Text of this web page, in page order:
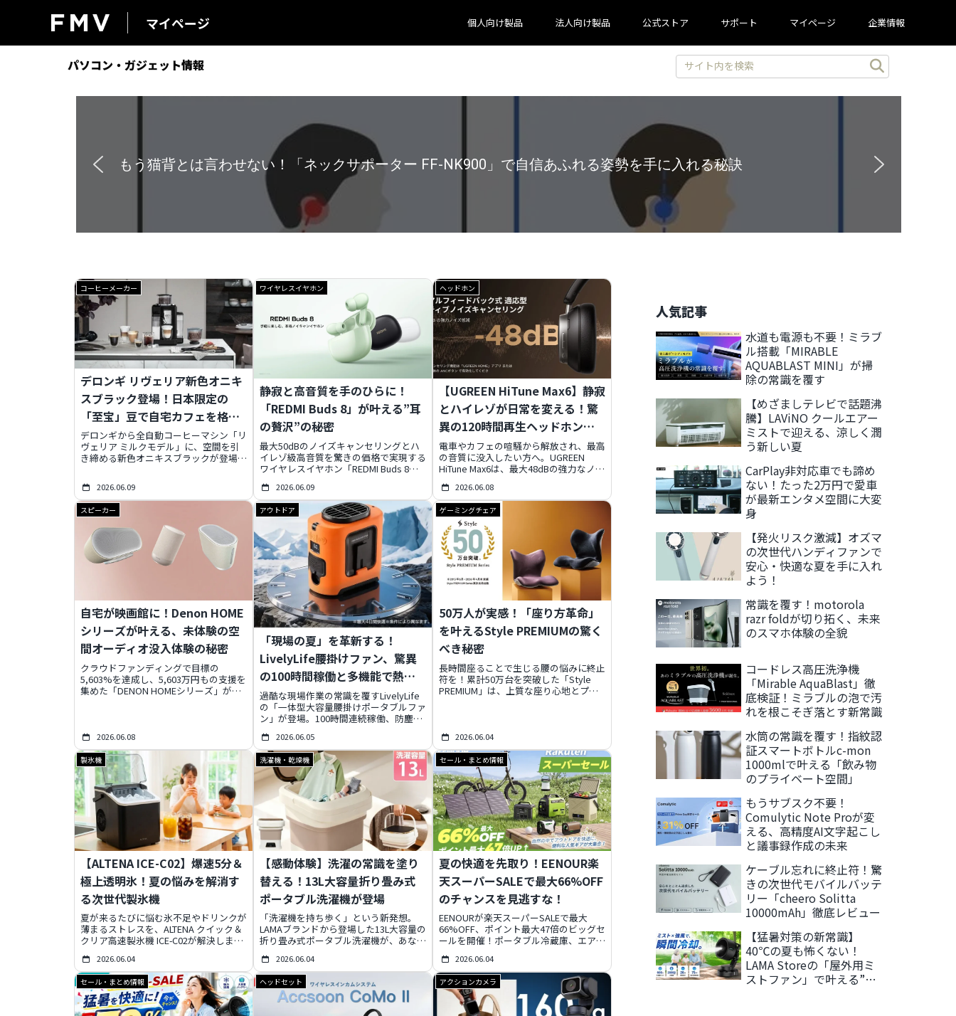
FMV マイページ
マイページ 個人向け製品 法人向け製品 公式ストア サポート マイページ 企業情報
パソコン・ガジェット情報
【速報】アラジン公式オンラインショップが劇的リニューアル！快適すぎる体験と豪華特典を見逃すな！
コーヒーメーカー
デロンギ リヴェリア新色オニキ
スブラック登場！日本限定の
「至宝」豆で自宅カフェを格上
げ
デロンギから全自動コーヒーマシン「リ
ヴェリア ミルクモデル」に、空間を引
き締める新色オニキスブラックが登場。
イッチ システム」や、16種類の本格カ
フェメニューがワンタッチで楽しめるの
が魅力です。さらに、日本限定スペシャ
ルティコーヒー豆「ブラジル グアリロ
バ ジョイア」との特別セットも発表さ
れ、自宅で最高のコーヒー体験を提供。
先行予約でお得なチャンスも。
2026.06.09
ワイヤレスイヤホン
静寂と高音質を手のひらに！
「REDMI Buds 8」が叶える”耳
の贅沢”の秘密
最大50dBのノイズキャンセリングとハ
イレゾ級高音質を驚きの価格で実現する
ワイヤレスイヤホン「REDMI Buds 8」
仕事、エンタメ、あらゆるシーンで日常
を格上げするその魅力と、圧倒的なコス
トパフォーマンスを徹底解説します。
2026.06.09
ヘッドホン
【UGREEN HiTune Max6】静寂
とハイレゾが日常を変える！驚
異の120時間再生ヘッドホン徹
底レビュー
電車やカフェの喧騒から解放され、最高
の音質に没入したい方へ。UGREEN
HiTune Max6は、最大48dBの強力なノイ
で、どこでもあなただけのプライベート
空間を創り出します。驚異の120時間再
生バッテリー、AI通話、空間オーディオ
など多機能満載。今だけの特別価格で、
日常を「音」でアップグレードしません
か？
2026.06.08
スピーカー
自宅が映画館に！Denon HOME
シリーズが叶える、未体験の空
間オーディオ没入体験の秘密
クラウドファンディングで目標の
5,603%を達成し、5,603万円もの支援を
集めた「DENON HOMEシリーズ」が、
れるような圧倒的な没入体験を自宅で実
現。ワイヤレスで設置も簡単、3モデル
展開で、老舗デノンが贈る新時代のオー
ディオシステムに注目が集まっていま
す。
2026.06.08
アウトドア
「現場の夏」を革新する！
LivelyLife腰掛けファン、驚異
の100時間稼働と多機能で熱中
症対策の常識を覆す
過酷な現場作業の常識を覆すLivelyLife
の「一体型大容量腰掛けポータブルファ
ン」が登場。100時間連続稼働、防塵防
のニーズから生まれた多機能設計で、猛
暑下の作業効率と安全性を劇的に向上さ
せます。
2026.06.05
ゲーミングチェア
50万人が実感！「座り方革命」
を叶えるStyle PREMIUMの驚く
べき秘密
長時間座ることで生じる腰の悩みに終止
符を！累計50万台を突破した「Style
PREMIUM」は、上質な座り心地とプロ
想的なS字姿勢を保つための具体的なメ
カニズムを深掘りします。あなたの座り
方を根本から変え、快適な毎日を手に入
れるためのヒントがここにあります。
2026.06.04
製氷機
【ALTENA ICE-C02】爆速5分＆
極上透明氷！夏の悩みを解消す
る次世代製氷機
夏が来るたびに悩む氷不足やドリンクが
薄まるストレスを、ALTENA クイック＆
クリア高速製氷機 ICE-C02が解決しま
す。最短約5分の爆速製氷と、プロ級の
透明氷を両立したこの一台は、3つのモ
ードと選べる4色のデザインで、あなた
の夏のQOLを劇的に向上させるでしょ
う。今だけの特別クーポンと発送前倒し
情報もお見逃しなく！
2026.06.04
洗濯機・乾燥機
【感動体験】洗濯の常識を塗り
替える！13L大容量折り畳み式
ポータブル洗濯機が登場
「洗濯機を持ち歩く」という新発想。
LAMAブランドから登場した13L大容量の
折り畳み式ポータブル洗濯機が、あなた
の洗濯ライフを一変させます。驚きのコ
ンパクトさとパワフルな洗浄力、そして
多様なライフスタイルに寄り添う機能
性。狭いスペースでの「分け洗い」や旅
先での洗濯に悩むすべての人へ、新しい
洗濯の自由を提案します。
2026.06.04
セール・まとめ情報
夏の快適を先取り！EENOUR楽
天スーパーSALEで最大66%OFF
のチャンスを見逃すな！
EENOURが楽天スーパーSALEで最大
66%OFF、ポイント最大47倍のビッグセ
ールを開催！ポータブル冷蔵庫、エアコ
ン、発電機など、アウトドアから日常ま
でを快適にする人気アイテムがお得に手
に入ります。この夏、理想のライフスタ
イルを賢く実現しましょう。
2026.06.04
セール・まとめ情報 ヘッドセット アクションカメラ
人気記事
水道も電源も不要！ミラブ
ル搭載「MIRABLE
AQUABLAST MINI」が掃
除の常識を覆す
【めざましテレビで話題沸
騰】LAViNO クールエアー
ミストで迎える、涼しく潤
う新しい夏
CarPlay非対応車でも諦め
ない！たった2万円で愛車
が最新エンタメ空間に大変
身
【発火リスク激減】オズマ
の次世代ハンディファンで
安心・快適な夏を手に入れ
よう！
常識を覆す！motorola
razr foldが切り拓く、未来
のスマホ体験の全貌
コードレス高圧洗浄機
「Mirable AquaBlast」徹
底検証！ミラブルの泡で汚
れを根こそぎ落とす新常識
水筒の常識を覆す！指紋認
証スマートボトルc-mon
1000mlで叶える「飲み物
のプライベート空間」
もうサブスク不要！
Comulytic Note Proが変
える、高精度AI文字起こし
と議事録作成の未来
ケーブル忘れに終止符！驚
きの次世代モバイルバッテ
リー「cheero Solitta
10000mAh」徹底レビュー
【猛暑対策の新常識】
40℃の夏も怖くない！
LAMA Storeの「屋外用ミ
ストファン」で叶える”持